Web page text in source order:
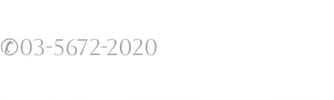
✆03-5672-2020 ​